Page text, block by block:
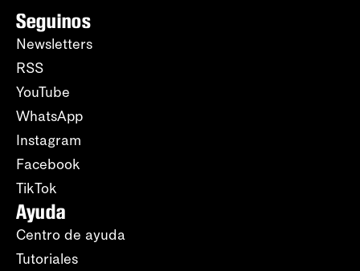
Seguinos
Newsletters
RSS
YouTube
WhatsApp
Instagram
Facebook
TikTok
Ayuda
Centro de ayuda
Tutoriales